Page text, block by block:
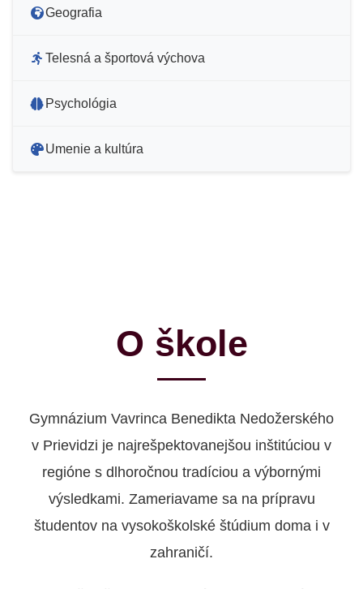
Geografia
Telesná a športová výchova
Psychológia
Umenie a kultúra
O škole
Gymnázium Vavrinca Benedikta Nedožerského
v Prievidzi je najrešpektovanejšou inštitúciou v
regióne s dlhoročnou tradíciou a výbornými
výsledkami. Zameriavame sa na prípravu
študentov na vysokoškolské štúdium doma i v
zahraničí.